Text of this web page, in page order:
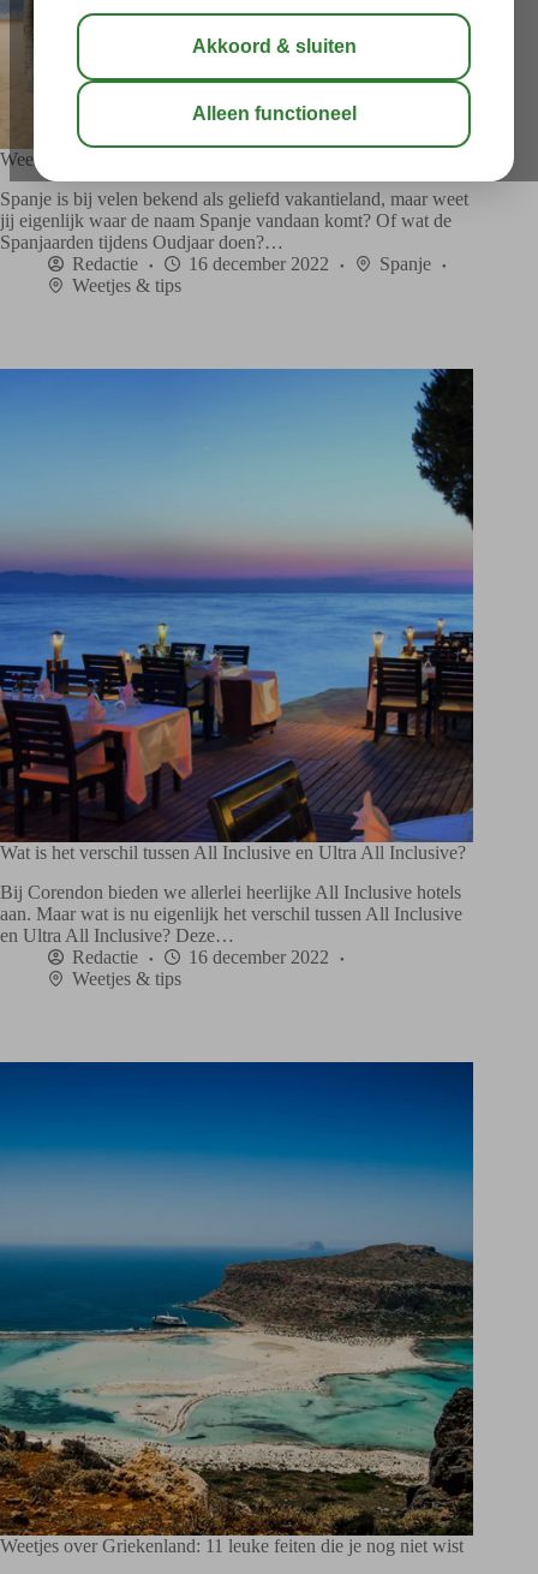
Weetjes over Spanje: 12 leuke feiten die je nog niet wist
Spanje is bij velen bekend als geliefd vakantieland, maar weet
jij eigenlijk waar de naam Spanje vandaan komt? Of wat de
Spanjaarden tijdens Oudjaar doen?…
Redactie
16 december 2022
Spanje
Weetjes & tips
Wat is het verschil tussen All Inclusive en Ultra All Inclusive?
Bij Corendon bieden we allerlei heerlijke All Inclusive hotels
aan. Maar wat is nu eigenlijk het verschil tussen All Inclusive
en Ultra All Inclusive? Deze…
Redactie
16 december 2022
Weetjes & tips
Weetjes over Griekenland: 11 leuke feiten die je nog niet wist